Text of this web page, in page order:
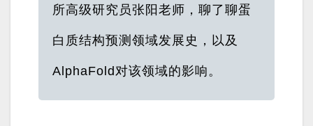
所高级研究员张阳老师，聊了聊蛋
白质结构预测领域发展史，以及
AlphaFold对该领域的影响。